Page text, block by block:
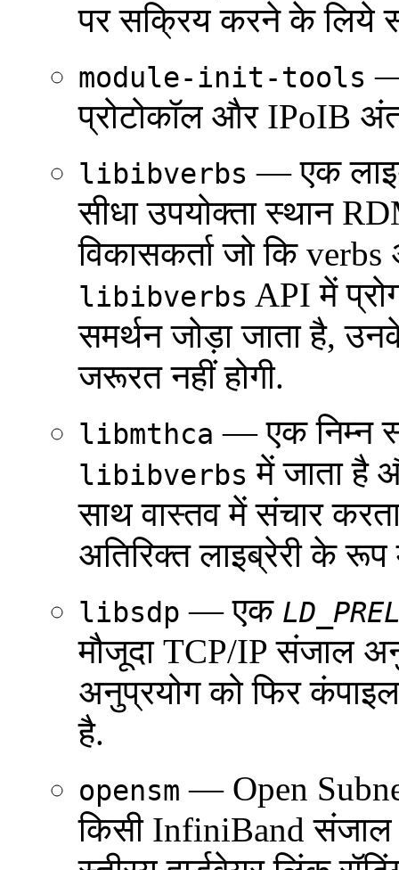
पर सक्रिय करने के लिये
module-init-tools
प्रोटोकॉल और IPoIB
libibverbs — एक
सीधा उपयोक्ता स्थान
विकासकर्ता जो कि
libibverbs API में
समर्थन जोड़ा जाता है,
जरूरत नहीं होगी.
libmthca — एक निम्न
libibverbs में जाता है
साथ वास्तव में संचार
अतिरिक्त लाइब्रेरी के रूप
libsdp — एक
मौजूदा TCP/IP संजाल
अनुप्रयोग को फिर
है.
opensm — Open
किसी InfiniBand